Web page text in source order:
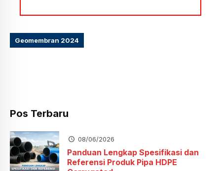
Geomembran 2024
Pos Terbaru
08/06/2026
Panduan Lengkap Spesifikasi dan
Referensi Produk Pipa HDPE